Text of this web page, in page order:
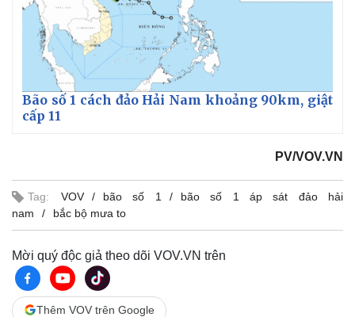
Bão số 1 cách đảo Hải Nam khoảng 90km, giật
cấp 11
PV/VOV.VN
Tag: VOV bão số 1
bão số 1 áp sát đảo hải
nam
bắc bộ mưa to
Mời quý độc giả theo dõi VOV.VN trên
Thêm VOV trên Google